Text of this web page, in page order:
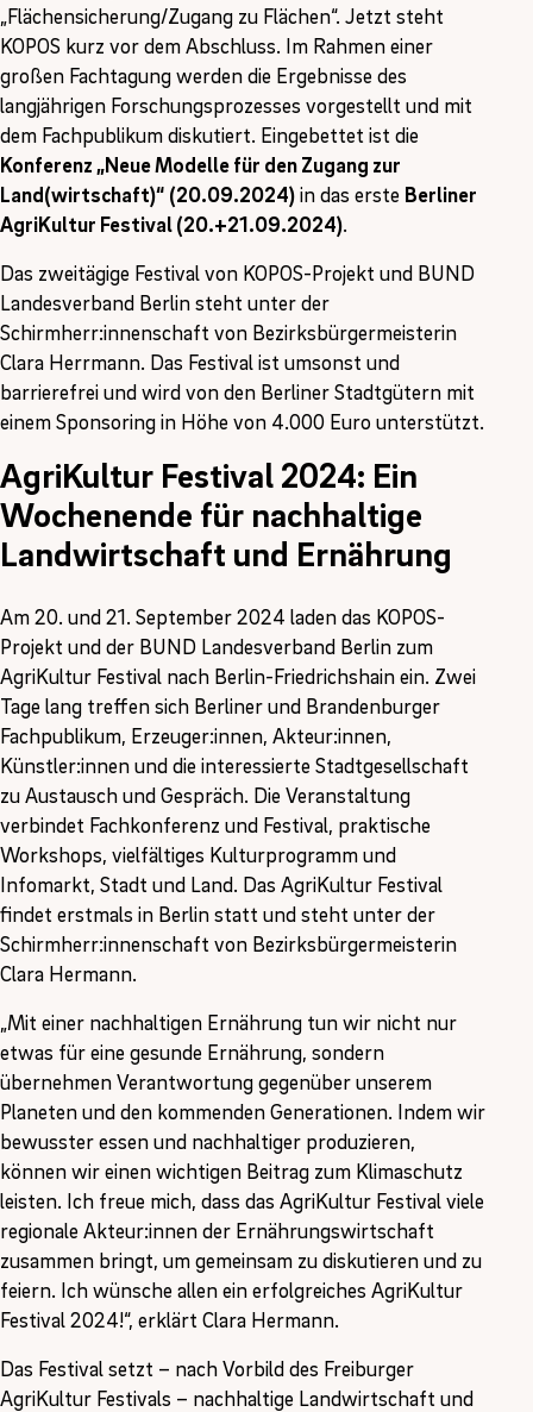
„Flächensicherung/Zugang zu Flächen“. Jetzt steht
KOPOS kurz vor dem Abschluss. Im Rahmen einer
großen Fachtagung werden die Ergebnisse des
langjährigen Forschungsprozesses vorgestellt und mit
dem Fachpublikum diskutiert. Eingebettet ist die
Konferenz „Neue Modelle für den Zugang zur
Land(wirtschaft)“ (20.09.2024)in das erste Berliner
AgriKultur Festival (20.+21.09.2024).
Das zweitägige Festival von KOPOS-Projekt und BUND
Landesverband Berlin steht unter der
Schirmherr:innenschaft von Bezirksbürgermeisterin
Clara Herrmann. Das Festival ist umsonst und
barrierefrei und wird von den Berliner Stadtgütern mit
einem Sponsoring in Höhe von 4.000 Euro unterstützt.
AgriKultur Festival 2024: Ein
Wochenende für nachhaltige
Landwirtschaft und Ernährung
Am 20. und 21. September 2024 laden das KOPOS-
Projekt und der BUND Landesverband Berlin zum
AgriKultur Festival nach Berlin-Friedrichshain ein. Zwei
Tage lang treffen sich Berliner und Brandenburger
Fachpublikum, Erzeuger:innen, Akteur:innen,
Künstler:innen und die interessierte Stadtgesellschaft
zu Austausch und Gespräch. Die Veranstaltung
verbindet Fachkonferenz und Festival, praktische
Workshops, vielfältiges Kulturprogramm und
Infomarkt, Stadt und Land. Das AgriKultur Festival
findet erstmals in Berlin statt und steht unter der
Schirmherr:innenschaft von Bezirksbürgermeisterin
Clara Hermann.
„Mit einer nachhaltigen Ernährung tun wir nicht nur
etwas für eine gesunde Ernährung, sondern
übernehmen Verantwortung gegenüber unserem
Planeten und den kommenden Generationen. Indem wir
bewusster essen und nachhaltiger produzieren,
können wir einen wichtigen Beitrag zum Klimaschutz
leisten. Ich freue mich, dass das AgriKultur Festival viele
regionale Akteur:innen der Ernährungswirtschaft
zusammen bringt, um gemeinsam zu diskutieren und zu
feiern. Ich wünsche allen ein erfolgreiches AgriKultur
Festival 2024!“, erklärt Clara Hermann.
Das Festival setzt – nach Vorbild des Freiburger
AgriKultur Festivals – nachhaltige Landwirtschaft und